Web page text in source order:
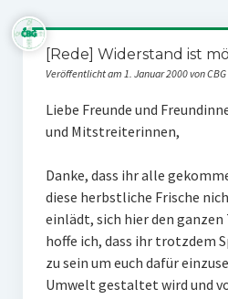
Impressum
Störfälle
Stichwort BAYER
Jahrestagung
[Rede] Widerstand ist
Veröffentlicht am 1. Januar 2000 von
Liebe Freunde und
und Mitstreiterinnen,
Danke, dass ihr alle
diese herbstliche Frische
einlädt, sich hier den
hoffe ich, dass ihr trotzdem
zu sein um euch dafür
Umwelt gestaltet wird und